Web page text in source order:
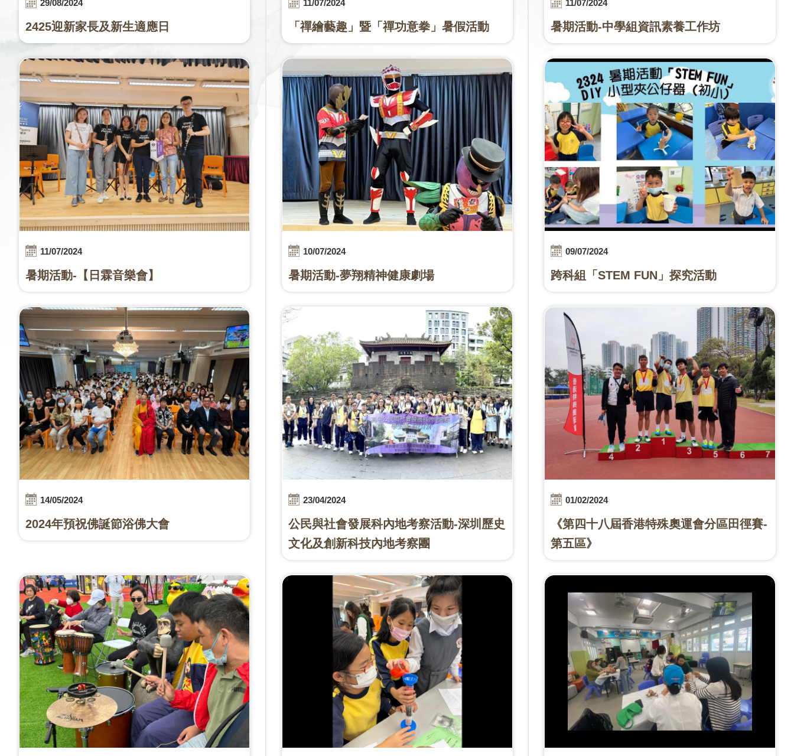
29/08/2024
2425迎新家長及新生適應日
11/07/2024
「禪繪藝趣」暨「禪功意拳」暑假活動
11/07/2024
暑期活動-中學組資訊素養工作坊
11/07/2024
暑期活動-【日霖音樂會】
10/07/2024
暑期活動-夢翔精神健康劇場
09/07/2024
跨科組「STEM FUN」探究活動
14/05/2024
2024年預祝佛誕節浴佛大會
23/04/2024
公民與社會發展科內地考察活動-深圳歷史
文化及創新科技內地考察團
01/02/2024
《第四十八屆香港特殊奧運會分區田徑賽-
第五區》